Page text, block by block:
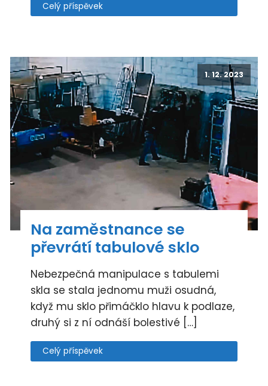
Celý příspěvek
1. 12. 2023
Na zaměstnance se
převrátí tabulové sklo
Nebezpečná manipulace s tabulemi
skla se stala jednomu muži osudná,
když mu sklo přimáčklo hlavu k podlaze,
druhý si z ní odnáší bolestivé […]
Celý příspěvek